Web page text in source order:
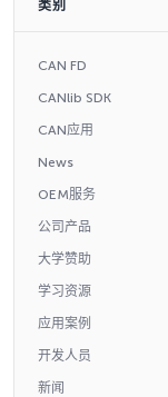
类别
CAN FD
CANlib SDK
CAN应用
News
OEM服务
公司产品
大学赞助
学习资源
应用案例
开发人员
新闻